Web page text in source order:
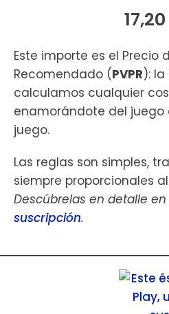
Este importe es el Precio
Recomendado (PVPR):
calculamos cualquier
enamorándote del juego
juego.
Las reglas son simples,
siempre proporcionales
Descúbrelas en detalle
suscripción.